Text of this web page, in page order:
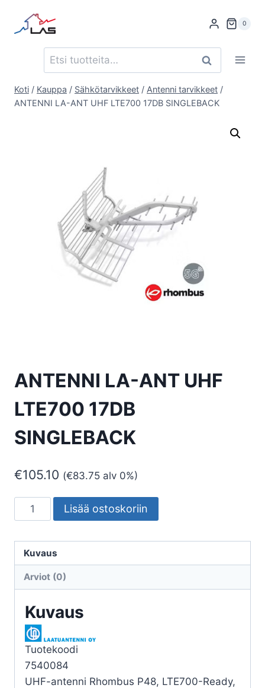
sisältöön
0
Etsi: Haku
Koti / Kauppa / Sähkötarvikkeet / Antenni tarvikkeet /
ANTENNI LA-ANT UHF LTE700 17DB SINGLEBACK
ANTENNI LA-ANT UHF
LTE700 17DB
SINGLEBACK
€105.10 (€83.75 alv 0%)
ANTENNI
LA-
UHF
LTE700
määrä
Lisää ostoskoriin
Kuvaus
Arviot (0)
Kuvaus
Tuotekoodi
7540084
UHF-antenni Rhombus P48, LTE700-Ready,